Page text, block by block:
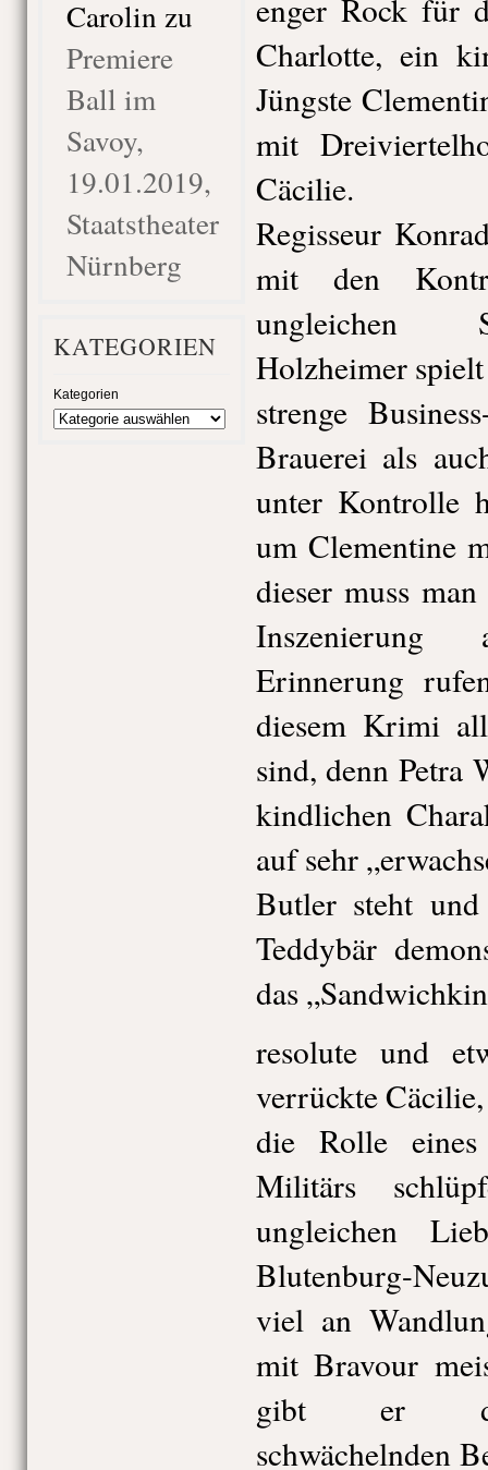
Carolin zu
Premiere
Ball im
Savoy,
19.01.2019,
Staatstheater
Nürnberg
KATEGORIEN
Kategorien
enger Rock für
Charlotte, ein
Jüngste
mit
Cäcilie.
Regisseur
mit den
ungleichen
Holzheimer
strenge
Brauerei als
unter Kontrolle
um Clementine
dieser muss
Erinnerung
diesem Krimi
sind, denn Petra
kindlichen
auf sehr
Butler steht
Teddybär
das
resolute und
verrückte
die Rolle
Militärs
ungleichen
Blutenburg-
viel an
mit Bravour
gibt er
schwächelnden